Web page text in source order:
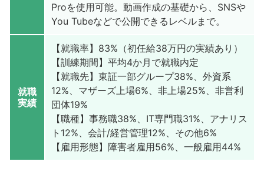
Proを使用可能。動画作成の基礎から、SNSや
You Tubeなどで公開できるレベルまで。
就職
実績
【就職率】83%（初任給38万円の実績あり）
【訓練期間】平均4か月で就職内定
【就職先】東証一部グループ38%、外資系
12%、マザーズ上場6%、非上場25%、非営利
団体19%
【職種】事務職38%、IT専門職31%、アナリス
ト12%、会計/経営管理12%、その他6%
【雇用形態】障害者雇用56%、一般雇用44%